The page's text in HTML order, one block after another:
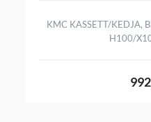
KMC KASSETT/KEDJA,
H100/